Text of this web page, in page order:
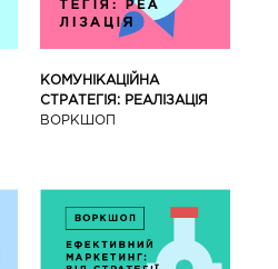
КОМУНІКАЦІЙНА
СТРАТЕГІЯ: РЕАЛІЗАЦІЯ
ВОРКШОП